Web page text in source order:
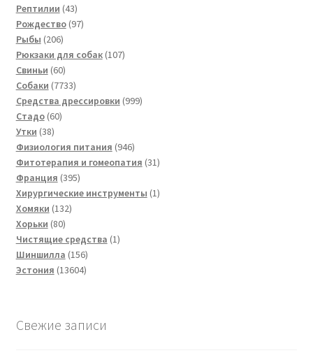
товаров
Рептилии 4343
товара
Рождество 9797
Рыбы 206206
товаров
Рюкзаки для собак 107107
Свиньи 6060
товаров
Собаки 77337733
товара
Средства дрессировки 999999
Стадо 6060
Утки 3838
товаров
Физиология питания 946946
товаров
Фитотерапия и гомеопатия 3131
Франция 395395
товаров
Хирургические инструменты 11
Хомяки 132132
Хорьки 8080
товаров
Чистящие средства 11
Шиншилла 156156
товаров
Эстония 1360413604
Свежие записи